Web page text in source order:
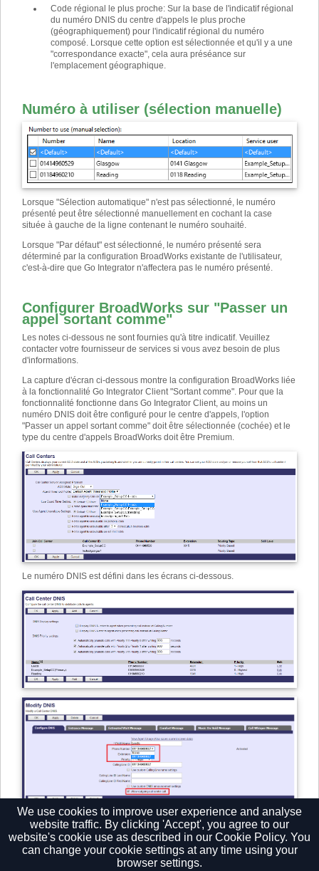
Code régional le plus proche: Sur la base de l'indicatif régional
du numéro DNIS du centre d'appels le plus proche
(géographiquement) pour l'indicatif régional du numéro
composé. Lorsque cette option est sélectionnée et qu'il y a une
"correspondance exacte", cela aura préséance sur
l'emplacement géographique.
Numéro à utiliser (sélection manuelle)
Lorsque "Sélection automatique" n'est pas sélectionné, le numéro
présenté peut être sélectionné manuellement en cochant la case
située à gauche de la ligne contenant le numéro souhaité.
Lorsque "Par défaut" est sélectionné, le numéro présenté sera
déterminé par la configuration BroadWorks existante de l'utilisateur,
c'est-à-dire que Go Integrator n'affectera pas le numéro présenté.
Configurer BroadWorks sur "Passer un
appel sortant comme"
Les notes ci-dessous ne sont fournies qu'à titre indicatif. Veuillez
contacter votre fournisseur de services si vous avez besoin de plus
d'informations.
La capture d'écran ci-dessous montre la configuration BroadWorks liée
à la fonctionnalité Go Integrator Client "Sortant comme". Pour que la
fonctionnalité fonctionne dans Go Integrator Client, au moins un
numéro DNIS doit être configuré pour le centre d'appels, l'option
"Passer un appel sortant comme" doit être sélectionnée (cochée) et le
type du centre d'appels BroadWorks doit être Premium.
Le numéro DNIS est défini dans les écrans ci-dessous.
We use cookies to improve user experience and analyse
website traffic. By clicking 'Accept', you agree to our
website's cookie use as described in our Cookie Policy. You
can change your cookie settings at any time using your
browser settings.